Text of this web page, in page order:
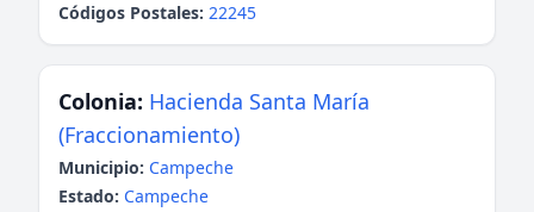
Códigos Postales: 22245
Colonia: Hacienda Santa María
(Fraccionamiento)
Municipio: Campeche
Estado: Campeche